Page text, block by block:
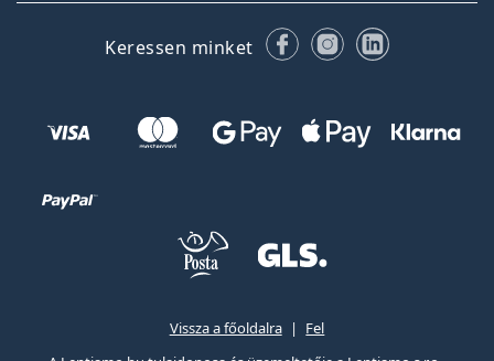
Keressen minket FacebookInstagram
LinkedIn
Vissza a főoldalra
Fel